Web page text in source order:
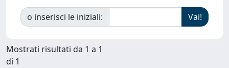
o inserisci le iniziali:
Mostrati risultati da 1 a 1
di 1